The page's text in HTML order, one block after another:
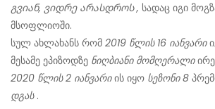
გვიან, ვიდრე არასდროს , სადაც იგი
მსოფლიოში.
სულ ახლახანს რომ 2019 წლის 16 იანვარი
მესამე ეპიზოდზე ნიღბიანი მომღერალი
2020 წლის 2 იანვარიის იყო სეზონი 8
დგას .